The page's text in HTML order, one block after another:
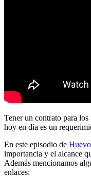
Tener un contrato para
hoy en día es un
En este episodio de
importancia y el alcance
Además mencionamos
enlaces: